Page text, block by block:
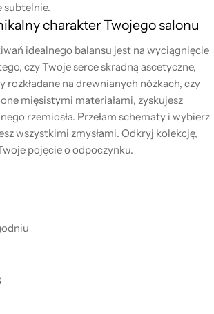
subtelnie.
charakter Twojego salonu
idealnego balansu jest na wyciągnięcie
czy Twoje serce skradną ascetyczne,
rozkładane na drewnianych nóżkach, czy
mięsistymi materiałami, zyskujesz
rzemiosła. Przełam schematy i wybierz
wszystkimi zmysłami. Odkryj kolekcję,
pojęcie o odpoczynku.